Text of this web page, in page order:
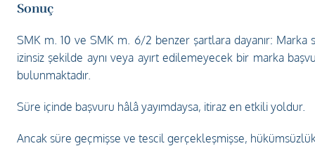
Sonuç
SMK m. 10 ve SMK m. 6/2 benzer şartlara dayanır: Marka
izinsiz şekilde aynı veya ayırt edilemeyecek bir marka
bulunmaktadır.
Süre içinde başvuru hâlâ yayımdaysa, itiraz en etkili yoldur.
Ancak süre geçmişse ve tescil gerçekleşmişse,